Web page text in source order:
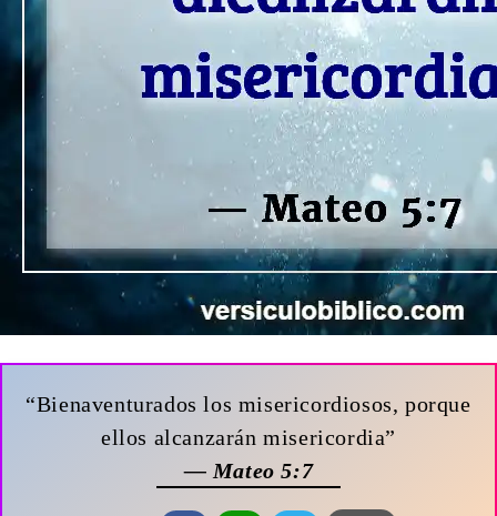
“Bienaventurados los misericordiosos, porque
ellos alcanzarán misericordia”
— Mateo 5:7